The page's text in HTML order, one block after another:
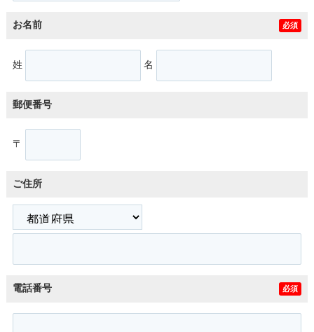
お名前 必須
姓 名
郵便番号
〒
ご住所
電話番号 必須